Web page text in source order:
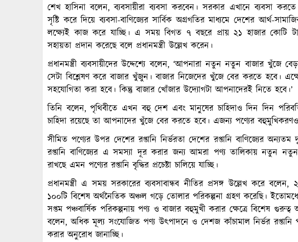
শেখ হাসিনা বলেন, ব্যবসায়ীরা ব্যবসা করবেন। সরকার এখানে ব্যবসা
সৃষ্টি করে দিয়ে ব্যবসা-বাণিজ্যের সার্বিক অগ্রগতির মাধ্যমে দেশের আর্থ-
লক্ষ্যেই কাজ করে যাচ্ছি। এ সময় বিগত ৭ বছরে প্রায় ২১ হাজার কোটি
সহায়তা প্রদান করেছে বলে প্রধানমন্ত্রী উল্লেখ করেন।
প্রধানমন্ত্রী ব্যবসায়ীদের উদ্দেশ্যে বলেন, ‘আপনারা নতুন নতুন বাজার খুঁজে
সেটা বিশ্লেষণ করে বাজার খুঁজুন। বাজার নিজেদের খুঁজে বের করতে হবে।
সহযোগিতা করা হবে। কিন্তু বাজার খোঁজার উদ্যোগটা আপনাদেরই নিতে হবে।’
তিনি বলেন, পৃথিবীতে এখন বহু দেশ এবং মানুষের চাহিদাও দিন দিন
চাহিদা রয়েছে তা আপনাদের খুঁজে বের করতে হবে। এজন্য পণ্যের
সীমিত পণ্যের উপর দেশের রপ্তানি নির্ভরতা দেশের রপ্তানি বাণিজ্যের অন্যতম
রপ্তানি বাণিজ্যের এ সমস্যা দূর করার জন্য আমরা পণ্য তালিকায় নতুন
রাখছে এমন পণ্যের রপ্তানি বৃদ্ধির প্রচেষ্টা চালিয়ে যাচ্ছি।
প্রধানমন্ত্রী এ সময় সরকারের ব্যবসাবান্ধব নীতির প্রসঙ্গ উল্লেখ করে
১০০টি বিশেষ অর্থনৈতিক অঞ্চল গড়ে তোলার পরিকল্পনা গ্রহণ করেছি।
সপ্তম পঞ্চবার্ষিক পরিকল্পনায় পণ্য ও বাজার বহুমুখী করার ক্ষেত্রে বিশেষ গুরুত্ব
বলেন, অধিক মূল্য সংযোজিত পণ্য উৎপাদনে ও দেশজ কাঁচামাল নির্ভর
করার অনুরোধ জানাচ্ছি।